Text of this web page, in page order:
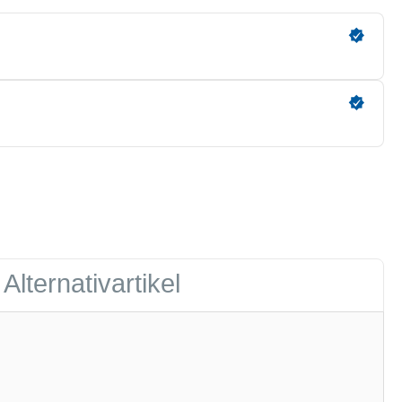
Alternativartikel